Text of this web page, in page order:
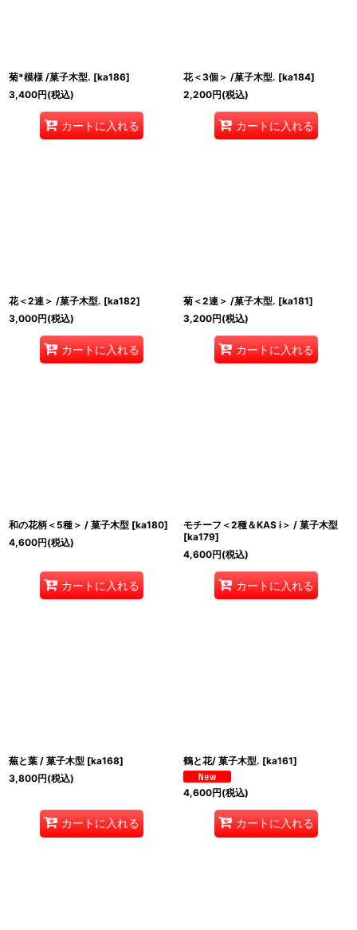
菊*模様 /菓子木型. [ka186]
3,400円(税込)
カートに入れる
花＜3個＞ /菓子木型. [ka184]
2,200円(税込)
カートに入れる
花＜2連＞ /菓子木型. [ka182]
3,000円(税込)
カートに入れる
菊＜2連＞ /菓子木型. [ka181]
3,200円(税込)
カートに入れる
和の花柄＜5種＞ / 菓子木型 [ka180]
4,600円(税込)
カートに入れる
モチーフ＜2種＆KAS i＞ / 菓子木型
[ka179]
4,600円(税込)
カートに入れる
蕪と葉 / 菓子木型 [ka168]
3,800円(税込)
カートに入れる
鶴と花/ 菓子木型. [ka161]
4,600円(税込)
カートに入れる